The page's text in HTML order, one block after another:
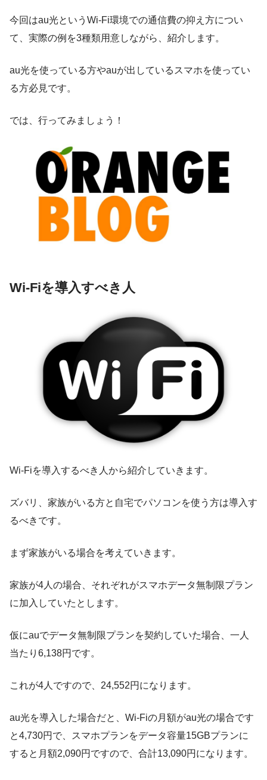
今回はau光というWi-Fi環境での通信費の抑え方につい
て、実際の例を3種類用意しながら、紹介します。
au光を使っている方やauが出しているスマホを使ってい
る方必見です。
では、行ってみましょう！
Wi-Fiを導入すべき人
Wi-Fiを導入するべき人から紹介していきます。
ズバリ、家族がいる方と自宅でパソコンを使う方は導入す
るべきです。
まず家族がいる場合を考えていきます。
家族が4人の場合、それぞれがスマホデータ無制限プラン
に加入していたとします。
仮にauでデータ無制限プランを契約していた場合、一人
当たり6,138円です。
これが4人ですので、24,552円になります。
au光を導入した場合だと、Wi-Fiの月額がau光の場合です
と4,730円で、スマホプランをデータ容量15GBプランに
すると月額2,090円ですので、合計13,090円になります。